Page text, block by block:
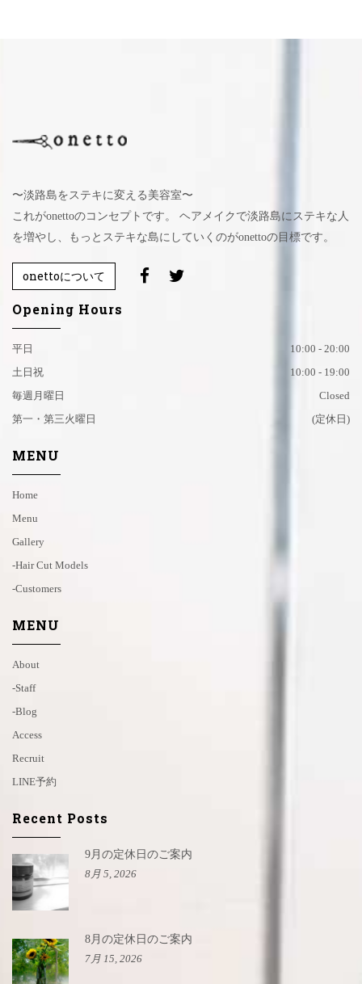
〜淡路島をステキに変える美容室〜
これがonettoのコンセプトです。 ヘアメイクで淡路島にステキな人
を増やし、もっとステキな島にしていくのがonettoの目標です。
onettoについて
Opening Hours
平日
10:00 - 20:00
土日祝
10:00 - 19:00
毎週月曜日
Closed
第一・第三火曜日
(定休日)
MENU
Home
Menu
Gallery
-hair Cut Models
-customers
MENU
About
-staff
-blog
Access
Recruit
LINE予約
Recent Posts
9月の定休日のご案内
8月 5, 2026
8月の定休日のご案内
7月 15, 2026